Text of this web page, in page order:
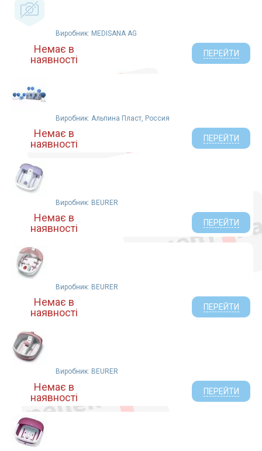
Не указан (22)
БЕЛЕМА ТРЕЙД УКРАИНА (1)
Чудесник (1)
Дороф ЧП г.Днепропетровск (1)
Air (2)
Селком ЛТД ТОВ (1)
Киевгума (1)
ЧП Дорофеев (Украина) (1)
Виробник: MEDISANA AG
Немає в
наявності
ПЕРЕЙТИ
Виробник: Альпина Пласт, Россия
Немає в
наявності
ПЕРЕЙТИ
Виробник: BEURER
Немає в
наявності
ПЕРЕЙТИ
Виробник: BEURER
Немає в
наявності
ПЕРЕЙТИ
Виробник: BEURER
Немає в
наявності
ПЕРЕЙТИ